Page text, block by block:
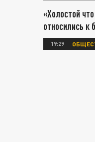
«Холостой
относились
19:29